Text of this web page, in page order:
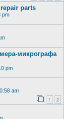
parts
pm
микрографа
pm
am
1 2